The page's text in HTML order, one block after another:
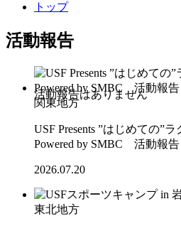
トップ
活動報告
関東地方
USF Presents ”はじめての”
Powered by SMBC 活動報告
2026.07.20
東北地方